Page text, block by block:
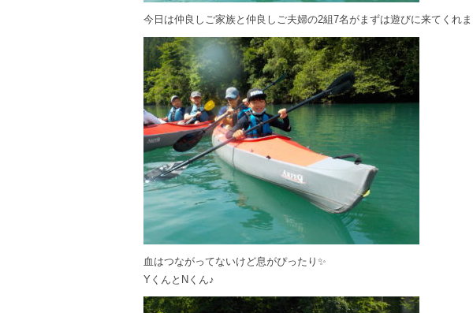
今日は仲良しご家族と仲良しご夫婦の2組7名がまずは遊びに来てくれま
血はつながってないけど息がぴったり✨
YくんとNくん♪